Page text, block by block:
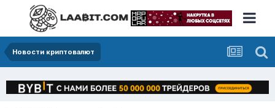
Новости криптовалют